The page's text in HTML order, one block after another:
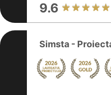
9.6
Simsta -